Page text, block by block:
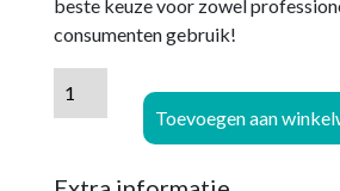
beste keuze voor zowel
consumenten gebruik!
Toevoegen aan